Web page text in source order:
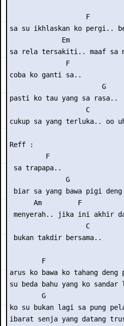
F
sa su ikhlaskan ko pergi..
Em
sa rela tersakiti.. maaf sa
              F
coba ko ganti sa..
                       G
pasti ko tau yang sa rasa..
                   C
cukup sa yang terluka.. oo
Reff :
         F
sa trapapa..
G
biar sa yang bawa pigi deng
Am         F
menyerah.. jika ini akhir
                   C
bukan takdir bersama..
        F
arus ko bawa ko tahang deng
su beda bahu yang ko sandar
        G
ko su bukan lagi sa pung
ibarat senja yang datang